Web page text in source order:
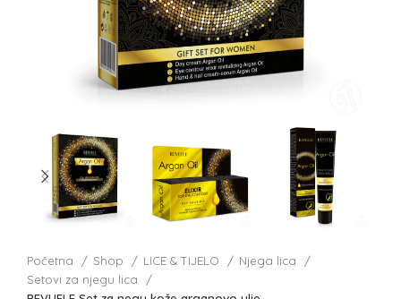
Početna Shop LICE & TIJELO
Njega lica
Setovi za njegu lica